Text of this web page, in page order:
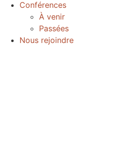
Conférences
À venir
Passées
Nous rejoindre